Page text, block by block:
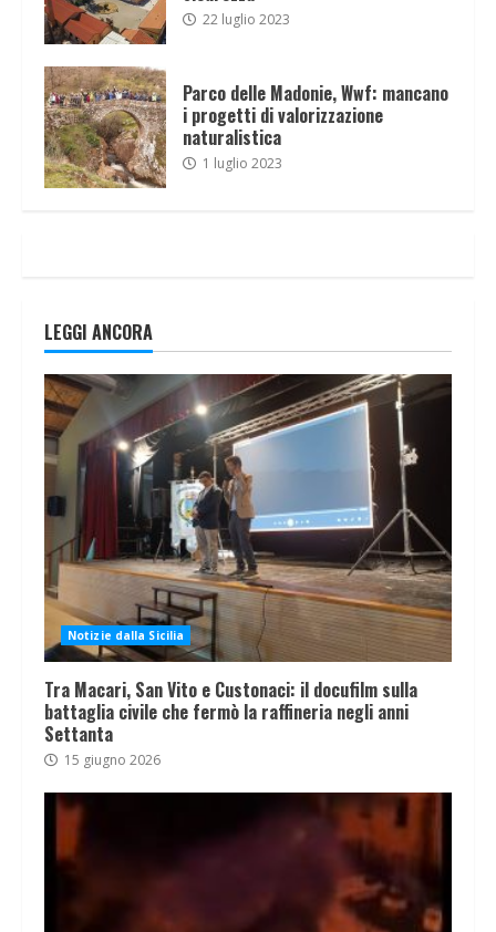
22 luglio 2023
Parco delle Madonie, Wwf: mancano
i progetti di valorizzazione
naturalistica
1 luglio 2023
LEGGI ANCORA
Notizie dalla Sicilia
Tra Macari, San Vito e Custonaci: il docufilm sulla
battaglia civile che fermò la raffineria negli anni
Settanta
15 giugno 2026